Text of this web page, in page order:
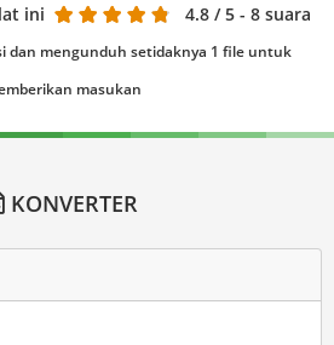
ini 4.8 / 5 - 8 suara
dan mengunduh setidaknya 1 file untuk
masukan
KONVERTER